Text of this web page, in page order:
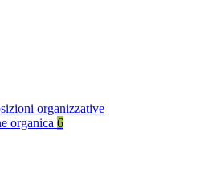
organizzative
organica 6